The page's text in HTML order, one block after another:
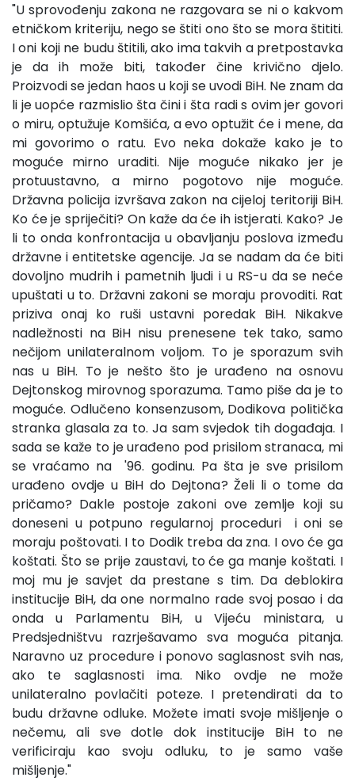
"U sprovođenju zakona ne razgovara se ni o kakvom
etničkom kriteriju, nego se štiti ono što se mora štititi.
I oni koji ne budu štitili, ako ima takvih a pretpostavka
je da ih može biti, također čine krivično djelo.
Proizvodi se jedan haos u koji se uvodi BiH. Ne znam da
li je uopće razmislio šta čini i šta radi s ovim jer govori
o miru, optužuje Komšića, a evo optužit će i mene, da
mi govorimo o ratu. Evo neka dokaže kako je to
moguće mirno uraditi. Nije moguće nikako jer je
protuustavno, a mirno pogotovo nije moguće.
Državna policija izvršava zakon na cijeloj teritoriji BiH.
Ko će je spriječiti? On kaže da će ih istjerati. Kako? Je
li to onda konfrontacija u obavljanju poslova između
državne i entitetske agencije. Ja se nadam da će biti
dovoljno mudrih i pametnih ljudi i u RS-u da se neće
upuštati u to. Državni zakoni se moraju provoditi. Rat
priziva onaj ko ruši ustavni poredak BiH. Nikakve
nadležnosti na BiH nisu prenesene tek tako, samo
nečijom unilateralnom voljom. To je sporazum svih
nas u BiH. To je nešto što je urađeno na osnovu
Dejtonskog mirovnog sporazuma. Tamo piše da je to
moguće. Odlučeno konsenzusom, Dodikova politička
stranka glasala za to. Ja sam svjedok tih događaja. I
sada se kaže to je urađeno pod prisilom stranaca, mi
se vraćamo na '96. godinu. Pa šta je sve prisilom
urađeno ovdje u BiH do Dejtona? Želi li o tome da
pričamo? Dakle postoje zakoni ove zemlje koji su
doneseni u potpuno regularnoj proceduri i oni se
moraju poštovati. I to Dodik treba da zna. I ovo će ga
koštati. Što se prije zaustavi, to će ga manje koštati. I
moj mu je savjet da prestane s tim. Da deblokira
institucije BiH, da one normalno rade svoj posao i da
onda u Parlamentu BiH, u Vijeću ministara, u
Predsjedništvu razrješavamo sva moguća pitanja.
Naravno uz procedure i ponovo saglasnost svih nas,
ako te saglasnosti ima. Niko ovdje ne može
unilateralno povlačiti poteze. I pretendirati da to
budu državne odluke. Možete imati svoje mišljenje o
nečemu, ali sve dotle dok institucije BiH to ne
verificiraju kao svoju odluku, to je samo vaše
mišljenje."